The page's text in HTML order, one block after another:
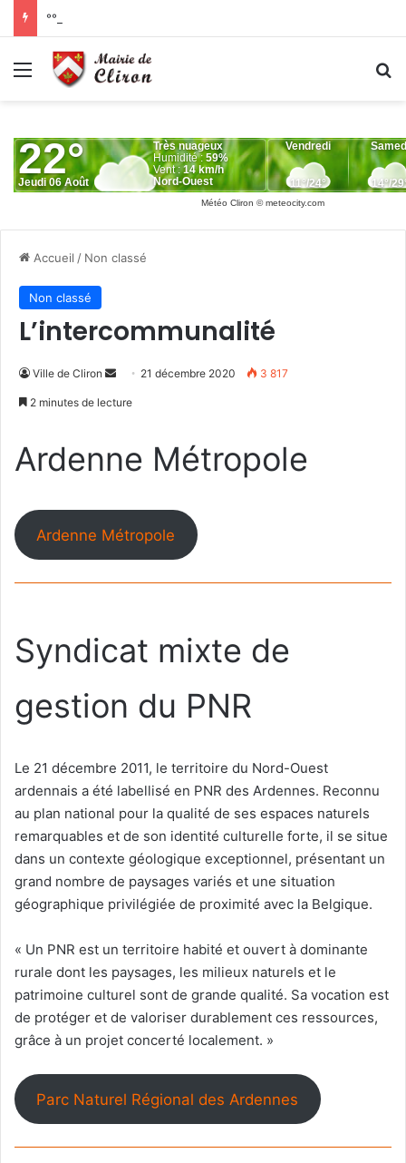
°°ALERTE SÉCHERESSE°°
Menu
Météo Cliron © meteocity.com
Accueil / Non classé
Non classé
L’intercommunalité
Ville de Cliron
Envoyer21 décembre 2020 3 817
2 minutes de lecture
Ardenne Métropole
Ardenne Métropole
Syndicat mixte de
gestion du PNR
Le 21 décembre 2011, le territoire du Nord-Ouest
ardennais a été labellisé en PNR des Ardennes. Reconnu
au plan national pour la qualité de ses espaces naturels
remarquables et de son identité culturelle forte, il se situe
dans un contexte géologique exceptionnel, présentant un
grand nombre de paysages variés et une situation
géographique privilégiée de proximité avec la Belgique.
« Un PNR est un territoire habité et ouvert à dominante
rurale dont les paysages, les milieux naturels et le
patrimoine culturel sont de grande qualité. Sa vocation est
de protéger et de valoriser durablement ces ressources,
grâce à un projet concerté localement. »
Parc Naturel Régional des Ardennes